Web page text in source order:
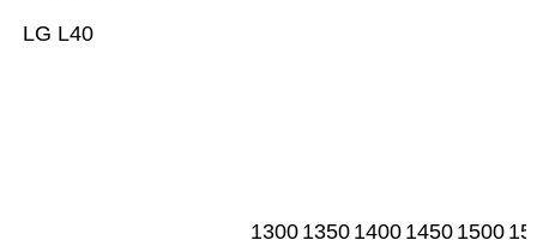
LG L40
1300 1350 1400 1450 1500